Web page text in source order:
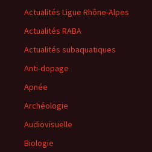
Actualités Ligue Rhône-Alpes
Actualités RABA
Actualités subaquatiques
Anti-dopage
Apnée
Archéologie
Audiovisuelle
Biologie